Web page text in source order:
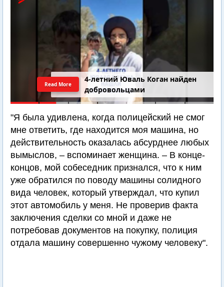
4-летний Юваль Коган найден
добровольцами
Read More
"Я была удивлена, когда полицейский не смог
мне ответить, где находится моя машина, но
действительность оказалась абсурднее любых
вымыслов, – вспоминает женщина. – В конце-
концов, мой собеседник признался, что к ним
уже обратился по поводу машины солидного
вида человек, который утверждал, что купил
этот автомобиль у меня. Не проверив факта
заключения сделки со мной и даже не
потребовав документов на покупку, полиция
отдала машину совершенно чужому человеку".